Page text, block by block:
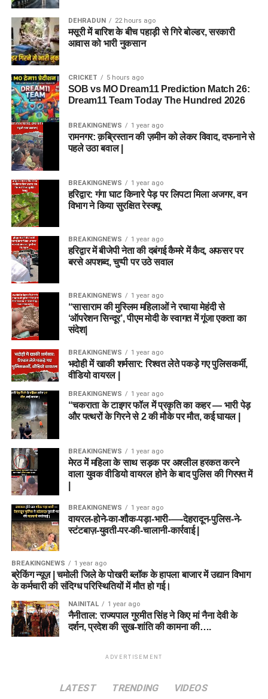
DEHRADUN 22 hours ago
मसूरी में बारिश के बीच पहाड़ी से गिरे बोल्डर, सरकारी
आवास को भारी नुकसान
CRICKET 5 hours ago
SOB vs MO Dream11 Prediction Match 26:
Dream11 Team Today The Hundred 2026
BREAKINGNEWS 1 year ago
रामनगर: क़ब्रिस्तान की ज़मीन को लेकर विवाद, दफनाने से
पहले उठा बवाल |
BREAKINGNEWS 1 year ago
हरिद्वार: गंगा घाट किनारे पेड़ पर लिपटा मिला अजगर, वन
विभाग ने किया सुरक्षित रेस्क्यू
BREAKINGNEWS 1 year ago
हरिद्वार में बीजेपी नेता की दबंगई कैमरे में कैद, अफसर पर
बरसे अपशब्द, चुप्पी पर उठे सवाल
BREAKINGNEWS 1 year ago
“सासाराम की मुस्लिम महिलाओं ने रचाया मेहंदी से
‘ऑपरेशन सिन्दूर’, पीएम मोदी के स्वागत में गूंजा एकता का
संदेश|
BREAKINGNEWS 1 year ago
भदोही में खाकी शर्मसार: रिश्वत लेते पकड़े गए पुलिसकर्मी,
वीडियो वायरल |
BREAKINGNEWS 1 year ago
“चकराता के टाइगर फॉल में प्रकृति का कहर — भारी पेड़
और पत्थरों के गिरने से 2 की मौके पर मौत, कई घायल |
BREAKINGNEWS 1 year ago
मेरठ में महिला के साथ सड़क पर अश्लील हरकत करने
वाला युवक वीडियो वायरल होने के बाद पुलिस की गिरफ्त में
BREAKINGNEWS 1 year ago
वायरल-होने-का-शौक-पड़ा-भारी-—-देहरादून-पुलिस-ने-
स्टंटबाज़-युवती-पर-की-चालानी-कार्रवाई |
BREAKINGNEWS 1 year ago
ब्रेकिंग न्यूज़ | चमोली जिले के पोखरी ब्लॉक के हापला बाजार में उद्यान विभाग
के कर्मचारी की संदिग्ध परिस्थितियों में मौत हो गई।
NAINITAL 1 year ago
नैनीताल: राज्यपाल गुरमीत सिंह ने किए मां नैना देवी के
दर्शन, प्रदेश की सुख-शांति की कामना की….
ADVERTISEMENT
LATEST TRENDING VIDEOS